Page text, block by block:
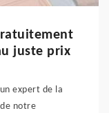
juste prix
expert de la
notre